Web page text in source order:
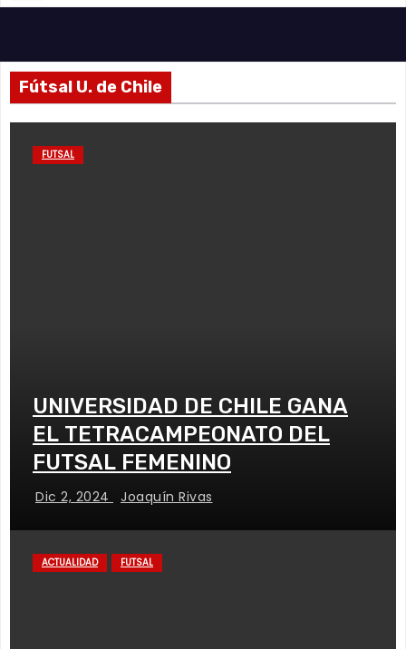
Fútsal U. de Chile
FUTSAL
UNIVERSIDAD DE CHILE GANA
EL TETRACAMPEONATO DEL
FUTSAL FEMENINO
Dic 2, 2024 Joaquín Rivas
ACTUALIDAD FUTSAL